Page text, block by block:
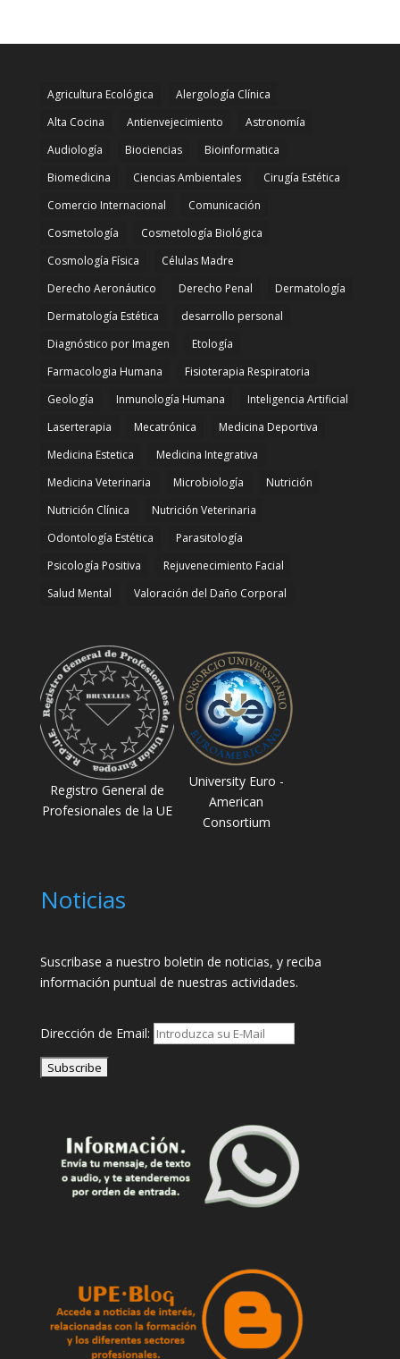
Agricultura Ecológica
Alergología Clínica
Alta Cocina
Antienvejecimiento
Astronomía
Audiología
Biociencias
Bioinformatica
Biomedicina
Ciencias Ambientales
Cirugía Estética
Comercio Internacional
Comunicación
Cosmetología
Cosmetología Biológica
Cosmología Física
Células Madre
Derecho Aeronáutico
Derecho Penal
Dermatología
Dermatología Estética
desarrollo personal
Diagnóstico por Imagen
Etología
Farmacologia Humana
Fisioterapia Respiratoria
Geología
Inmunología Humana
Inteligencia Artificial
Laserterapia
Mecatrónica
Medicina Deportiva
Medicina Estetica
Medicina Integrativa
Medicina Veterinaria
Microbiología
Nutrición
Nutrición Clínica
Nutrición Veterinaria
Odontología Estética
Parasitología
Psicología Positiva
Rejuvenecimiento Facial
Salud Mental
Valoración del Daño Corporal
Registro General de
Profesionales de la UE
University Euro -
American
Consortium
Noticias
Suscribase a nuestro boletin de noticias, y reciba
información puntual de nuestras actividades.
Dirección de Email: